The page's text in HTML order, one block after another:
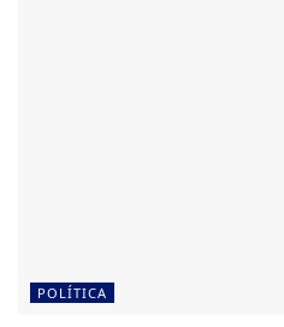
POLÍTICA